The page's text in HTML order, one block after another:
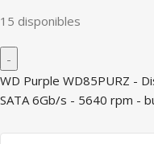
15 disponibles
WD Purple WD85PURZ -
SATA 6Gb/s - 5640 rpm -